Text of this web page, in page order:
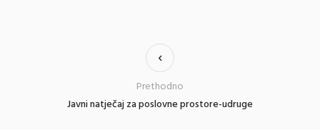
Javni natječaj za poslovne prostore-udruge
Prethodno